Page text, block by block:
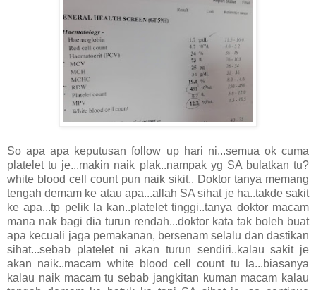
So apa apa keputusan follow up hari ni...semua ok cuma
platelet tu je...makin naik plak..nampak yg SA bulatkan tu?
white blood cell count pun naik sikit.. Doktor tanya memang
tengah demam ke atau apa...allah SA sihat je ha..takde sakit
ke apa...tp pelik la kan..platelet tinggi..tanya doktor macam
mana nak bagi dia turun rendah...doktor kata tak boleh buat
apa kecuali jaga pemakanan, bersenam selalu dan dastikan
sihat...sebab platelet ni akan turun sendiri..kalau sakit je
akan naik..macam white blood cell count tu la...biasanya
kalau naik macam tu sebab jangkitan kuman macam kalau